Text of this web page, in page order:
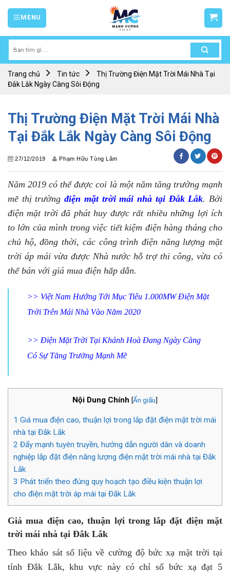
Skip
kiếm:
MENU
Trang chủ Tin tức
Thị Trường Điện Mặt Trời Mái Nhà Tại
Đắk Lắk Ngày Càng Sôi Động
Thị Trường Điện Mặt Trời Mái Nhà
Tại Đắk Lắk Ngày Càng Sôi Động
27/12/2019 Phạm Hữu Tùng Lâm
Năm 2019 có thể được coi là một năm tăng trưởng mạnh
mẽ thị trườngđiện mặt trời mái nhà tại Đắk Lắk. Bởi
điện mặt trời đã phát huy được rất nhiều những lợi ích
to lớn của mình trong việc tiết kiệm điện hàng tháng cho
chủ hộ, đồng thời, các công trình điện năng lượng mặt
trời áp mái vừa được Nhà nước hỗ trợ thi công, vừa có
thể bán với giá mua điện hấp dẫn.
>> Việt Nam Hướng Tới Mục Tiêu 1.000MW Điện Mặt
Trời Trên Mái Nhà Vào Năm 2020
>> Điện Mặt Trời Tại Khánh Hoà Đang Ngày Càng
Có Sự Tăng Trưởng Mạnh Mẽ
Nội Dung Chính [Ẩn giấu]
1 Giá mua điện cao, thuận lợi trong lắp đặt điện mặt trời mái
nhà tại Đắk Lắk
2 Đẩy mạnh tuyên truyền, hướng dẫn người dân và doanh
nghiệp lắp đặt điện năng lượng điện mặt trời mái nhà tại Đắk
Lắk
3 Phát triển theo đúng quy hoạch tạo điều kiện thuận lợi
cho điện mặt trời áp mái tại Đắk Lắk
Giá mua điện cao, thuận lợi trong lắp đặt điện mặt
trời mái nhà tại Đắk Lắk
Theo khảo sát số liệu về cường độ bức xạ mặt trời tại
tỉnh Đắk Lắk, khu vực này có chỉ số bức xạ đạt 5